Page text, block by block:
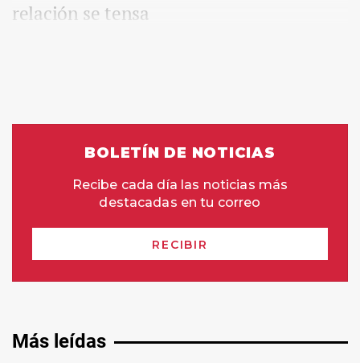
relación se tensa
Más leídas